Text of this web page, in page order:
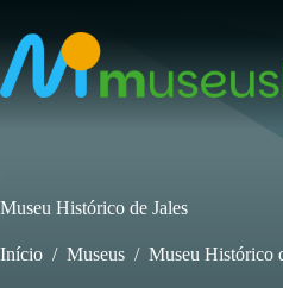
para
conteúdo
Museu Histórico de Jales
Início / Museus / Museu Histórico